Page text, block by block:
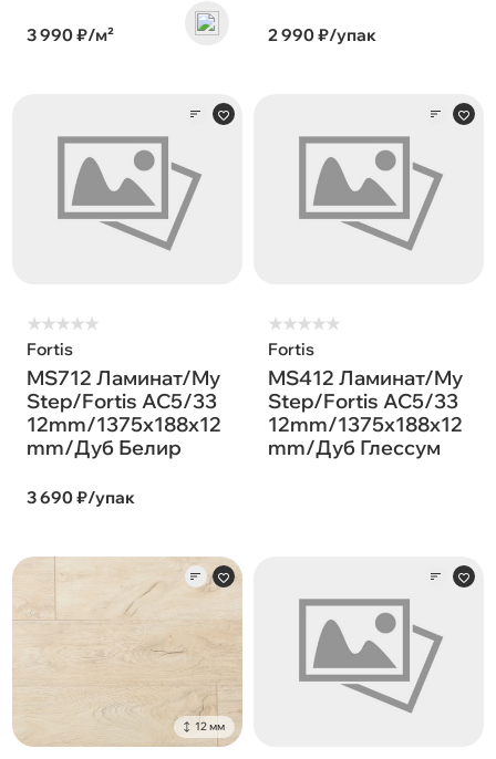
3 990 ₽/м² 2 990 ₽/упак
★★★★★
Fortis
MS712 Ламинат/My
Step/Fortis AC5/33
12mm/1375x188x12
mm/Дуб Белир
3 690 ₽/упак
★★★★★
Fortis
MS412 Ламинат/My
Step/Fortis AC5/33
12mm/1375x188x12
mm/Дуб Глессум
12 мм